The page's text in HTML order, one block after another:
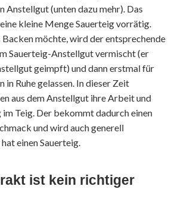
Anstellgut (unten dazu mehr). Das
kleine Menge Sauerteig vorrätig.
möchte, wird der entsprechende
Sauerteig-Anstellgut vermischt (er
geimpft) und dann erstmal für
in Ruhe gelassen. In dieser Zeit
aus dem Anstellgut ihre Arbeit und
Teig. Der bekommt dadurch einen
und wird auch generell
einen Sauerteig.
ist kein richtiger